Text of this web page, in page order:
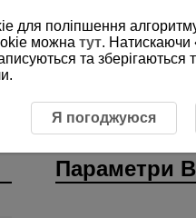
Bluetooth
Параметри
поліпшення
можна тут. Натискаючи
та зберігаються
Я погоджуюся